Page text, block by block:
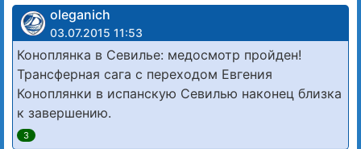
oleganich
03.07.2015 11:53
Коноплянка в Севилье: медосмотр пройден!
Трансферная сага с переходом Евгения
Коноплянки в испанскую Севилью наконец близка
к завершению.
3